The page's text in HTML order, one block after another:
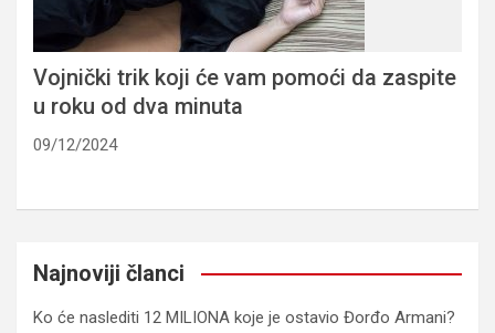
Vojnički trik koji će vam pomoći da zaspite
u roku od dva minuta
09/12/2024
Najnoviji članci
Ko će naslediti 12 MILIONA koje je ostavio Đorđo Armani?